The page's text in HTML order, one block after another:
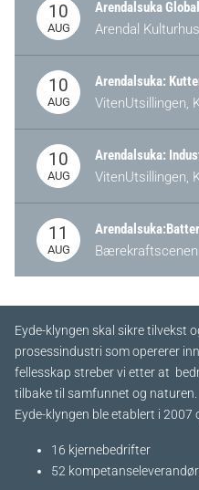
10
AUG
Arendal
10
AUG
VitenUtsillingen,
10
AUG
Arendalsuka:
VitenUtsillingen,
11
AUG
Bærekraftscenen
Eyde-klyngen skal sikre tilvekst
prosessindustri som opererer
fellesskap streber vi etter at
tilbake til samfunnet og naturen.
Eyde-klyngen ble etablert i 2007
16 kjernebedrifter​
52